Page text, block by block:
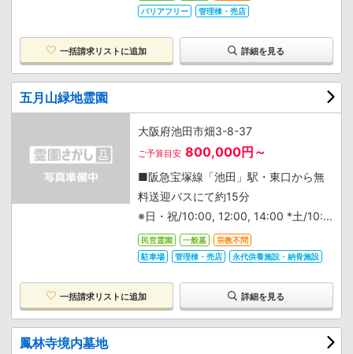
バリアフリー
管理棟・売店
一括請求リストに追加 詳細を見る
五月山緑地霊園
大阪府池田市畑3-8-37
ご予算目安 800,000円～
■阪急宝塚線「池田」駅・東口から無
料送迎バスにて約15分
※日・祝/10:00, 12:00, 14:00 *土/10:...
民営霊園 一般墓
宗教不問
駐車場
管理棟・売店 永代供養施設・納骨施設
一括請求リストに追加 詳細を見る
鳳林寺境内墓地